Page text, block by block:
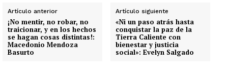
Artículo anterior
¡No mentir, no robar, no
traicionar, y en los hechos
se hagan cosas distintas!:
Macedonio Mendoza
Basurto
Artículo siguiente
«Ni un paso atrás hasta
conquistar la paz de la
Tierra Caliente con
bienestar y justicia
social»: Evelyn Salgado